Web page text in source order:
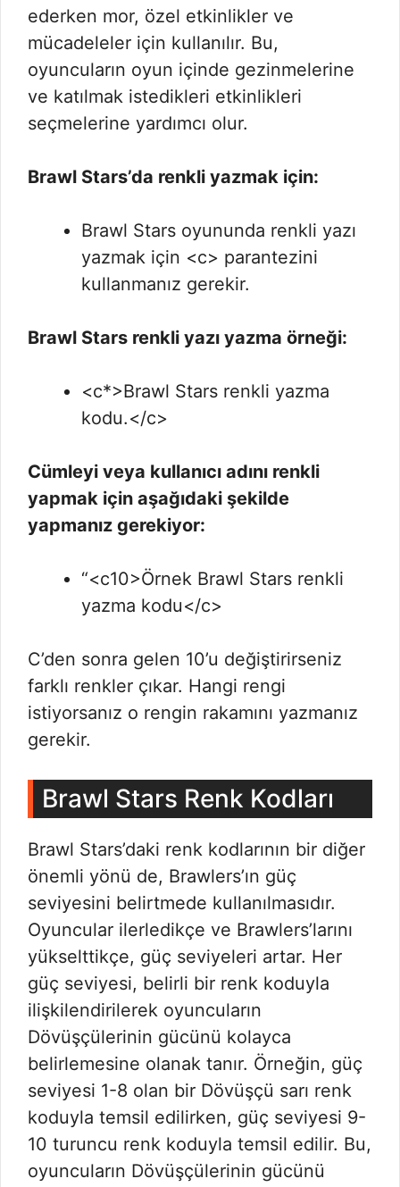
ederken mor, özel etkinlikler ve
mücadeleler için kullanılır. Bu,
oyuncuların oyun içinde gezinmelerine
ve katılmak istedikleri etkinlikleri
seçmelerine yardımcı olur.
Brawl Stars’da renkli yazmak için:
Brawl Stars oyununda renkli yazı
yazmak için <c> parantezini
kullanmanız gerekir.
Brawl Stars renkli yazı yazma örneği:
<c*>Brawl Stars renkli yazma
kodu.</c>
Cümleyi veya kullanıcı adını renkli
yapmak için aşağıdaki şekilde
yapmanız gerekiyor:
“<c10>Örnek Brawl Stars renkli
yazma kodu</c>
C’den sonra gelen 10’u değiştirirseniz
farklı renkler çıkar. Hangi rengi
istiyorsanız o rengin rakamını yazmanız
gerekir.
Brawl Stars Renk Kodları
Brawl Stars’daki renk kodlarının bir diğer
önemli yönü de, Brawlers’ın güç
seviyesini belirtmede kullanılmasıdır.
Oyuncular ilerledikçe ve Brawlers’larını
yükselttikçe, güç seviyeleri artar. Her
güç seviyesi, belirli bir renk koduyla
ilişkilendirilerek oyuncuların
Dövüşçülerinin gücünü kolayca
belirlemesine olanak tanır. Örneğin, güç
seviyesi 1-8 olan bir Dövüşçü sarı renk
koduyla temsil edilirken, güç seviyesi 9-
10 turuncu renk koduyla temsil edilir. Bu,
oyuncuların Dövüşçülerinin gücünü